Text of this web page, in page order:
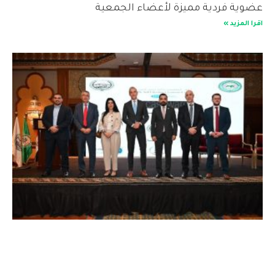
عضوية فردية مميزة لأعضاء الجمعية
اقرا المزيد »